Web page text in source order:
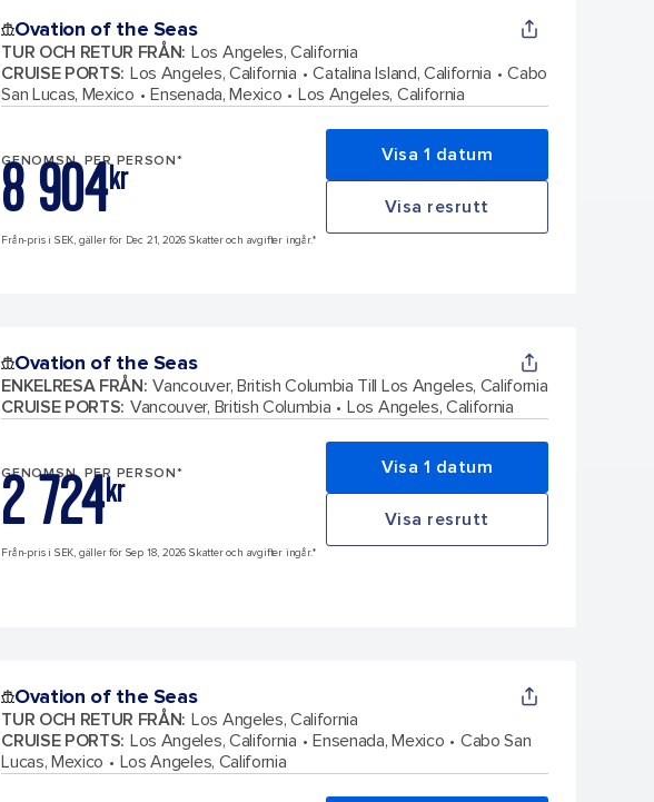
Ovation of the Seas
TUR OCH RETUR FRÅN: Los Angeles, California
CRUISE PORTS: Los Angeles, California Catalina Island, California
Cabo
San Lucas, Mexico
Ensenada, Mexico Los Angeles, California
GENOMSN. PER PERSON*
kr
8 904 Visa 1 datum
Visa resrutt
Från-pris i SEK, gäller för Dec 21, 2026 Skatter och avgifter ingår.*
Ovation of the Seas
ENKELRESA FRÅN: Vancouver, British Columbia Till Los Angeles, California
CRUISE PORTS: Vancouver, British Columbia Los Angeles, California
GENOMSN. PER PERSON*
kr
2 724 Visa 1 datum
Visa resrutt
Från-pris i SEK, gäller för Sep 18, 2026 Skatter och avgifter ingår.*
Ovation of the Seas
TUR OCH RETUR FRÅN: Los Angeles, California
CRUISE PORTS: Los Angeles, California Ensenada, Mexico
Cabo San
Lucas, Mexico
Los Angeles, California